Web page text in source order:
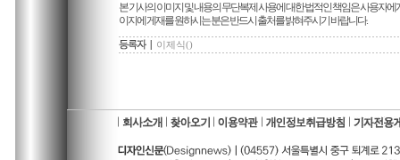
본 기사의 이미지 및 내용의 무단복제 사용에 대한 법적인 책임은 사용자에
이지에 게재를 원하시는 분은 반드시 출처를 밝혀주시기 바랍니다.
이제식()